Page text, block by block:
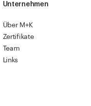
Unternehmen
Über M+K
Zertifikate
Team
Links